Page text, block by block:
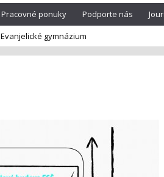
Pracovné ponuky Podporte nás
Evanjelické gymnázium